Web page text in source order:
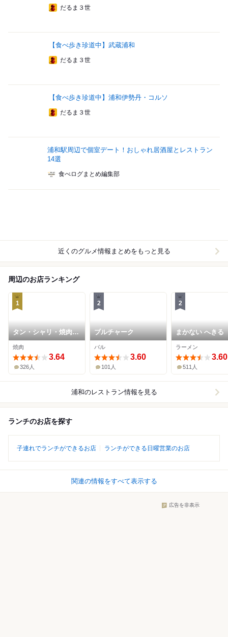
だるま３世
【食べ歩き珍道中】武蔵浦和
だるま３世
【食べ歩き珍道中】浦和伊勢丹・コルソ
だるま３世
浦和駅周辺で個室デート！おしゃれ居酒屋とレストラン
14選
食べログまとめ編集部
近くのグルメ情報まとめをもっと見る
周辺のお店ランキング
1
タン・シャリ・焼肉
たんたたん 武蔵浦和
焼肉
3.64
326人
2
ブルチャーク
バル
3.60
101人
2
まかない へきる
ラーメン
3.60
511人
浦和のレストラン情報を見る
ランチのお店を探す
子連れでランチができるお店 ランチができる日曜営業のお店
関連の情報をすべて表示する
広告を非表示